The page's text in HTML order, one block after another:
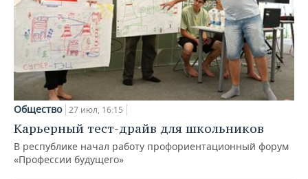
Общество 27 июл, 16:15
Карьерный тест-драйв для школьников
В республике начал работу профориентационный форум
«Профессии будущего»